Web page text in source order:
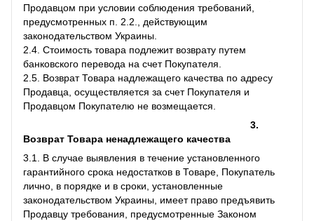
Продавцом при условии соблюдения требований,
предусмотренных п. 2.2., действующим
законодательством Украины.
2.4. Стоимость товара подлежит возврату путем
банковского перевода на счет Покупателя.
2.5. Возврат Товара надлежащего качества по адресу
Продавца, осуществляется за счет Покупателя и
Продавцом Покупателю не возмещается.
3.
Возврат Товара ненадлежащего качества
3.1. В случае выявления в течение установленного
гарантийного срока недостатков в Товаре, Покупатель
лично, в порядке и в сроки, установленные
законодательством Украины, имеет право предъявить
Продавцу требования, предусмотренные Законом